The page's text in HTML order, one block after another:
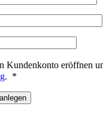
Kundenkonto eröffnen
. *